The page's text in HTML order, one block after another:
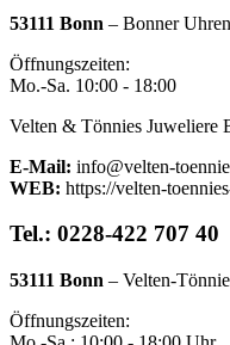
53111 Bonn – Bonner
Öffnungszeiten:
Mo.-Sa. 10:00 - 18:00
Velten & Tönnies Juweliere
E-Mail: info@velten-
WEB: https://velten-
Tel.: 0228-422 707 40
53111 Bonn – Velten-
Öffnungszeiten: